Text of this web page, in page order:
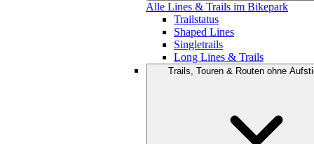
Alle Lines & Trails im Bikepark
Trailstatus
Shaped Lines
Singletrails
Long Lines & Trails
Trails, Touren & Routen ohne